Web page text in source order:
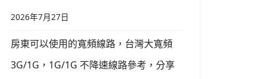
2026年7月27日
房東可以使用的寬頻線路，台灣大寬頻
3G/1G，1G/1G 不降速線路參考，分享